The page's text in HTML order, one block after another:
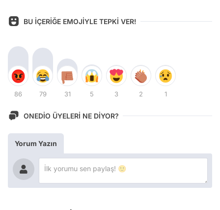
BU İÇERİĞE EMOJİYLE TEPKİ VER!
86 79 31 5 3 2 1
ONEDİO ÜYELERİ NE DİYOR?
Yorum Yazın